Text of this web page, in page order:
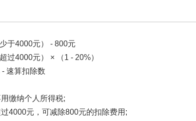
于4000元） - 800元
过4000元） × （1 - 20%）
速算扣除数
缴纳个人所得税;
4000元，可减除800元的扣除费用;